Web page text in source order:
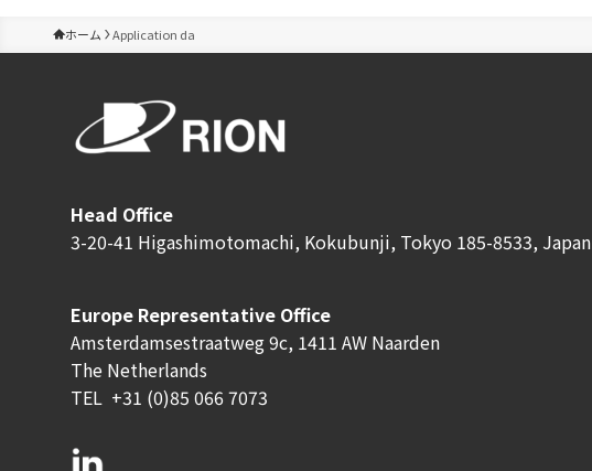
ホーム Application da
Head Office
3-20-41 Higashimotomachi, Kokubunji, Tokyo 185-8533, Japan
Europe Representative Office
Amsterdamsestraatweg 9c, 1411 AW Naarden
The Netherlands
TEL +31 (0)85 066 7073